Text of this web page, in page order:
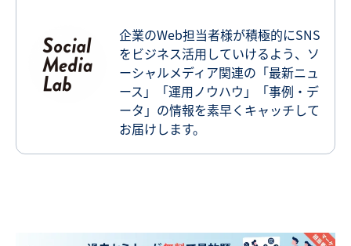
企業のWeb担当者様が積極的にSNS
をビジネス活用していけるよう、ソ
ーシャルメディア関連の「最新ニュ
ース」「運用ノウハウ」「事例・デ
ータ」の情報を素早くキャッチして
お届けします。